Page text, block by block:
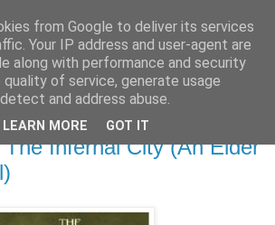
2011
Infernal City (An Elder
from Google to deliver its services
Your IP address and user-agent are
along with performance and security
of service, generate usage
and address abuse.
LEARN MORE GOT IT